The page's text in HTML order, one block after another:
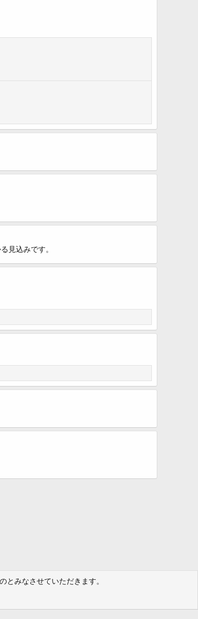
見込みです。
イバシーポリシー ヘルプ フォーラムトップ
みなさせていただきます。